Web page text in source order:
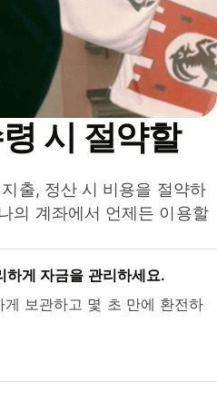
시 절약할
출, 정산 시 비용을 절약하
의 계좌에서 언제든 이용할
하게 자금을 관리하세요.
게 보관하고 몇 초 만에 환전하